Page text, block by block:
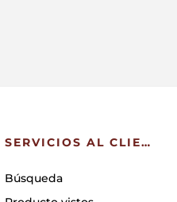
SERVICIOS AL CLIENTE
Búsqueda